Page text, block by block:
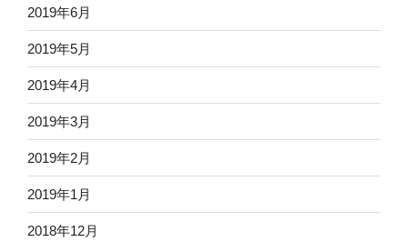
2019年6月
2019年5月
2019年4月
2019年3月
2019年2月
2019年1月
2018年12月